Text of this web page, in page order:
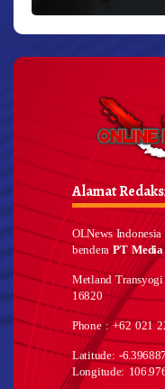
Alamat
OLNews
benderaPT
Metland
16820
Phone : +62 021
Latitude: -
Longitude: